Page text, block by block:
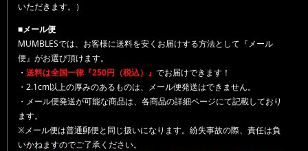
いただきます。）
■メール便
MUMBLESでは、お客様に送料を安くお届けする方法として『メール
便』がお選び頂けます。
・ 送料は全国一律『250円（税込）』 でお届けできます！
・2.1cm以上の厚みのあるものは、メール便発送はできません。
・メール便発送が可能な商品は、各商品の詳細ページにて記載しており
ます。
※メール便は普通郵便と同じ扱いになります。紛失事故の際、責任は負
いかねますのでご了承ください。